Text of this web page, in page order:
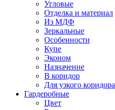
Угловые
Отделка и материал
Из МДФ
Зеркальные
Особенности
Купе
Эконом
Назначение
В коридор
Для узкого коридора
Гардеробные
Цвет